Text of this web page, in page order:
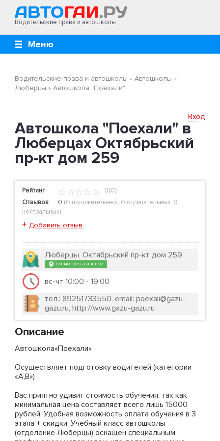
Водительские права и автошколы
Меню
Водительские права и автошколы » Автошколы »
Люберцы » Автошкола "Поехали"
Вход
Автошкола "Поехали" в
Люберцах Октябрьский
пр-кт дом 259
Рейтинг
0(0)
Отзывов
0 (0 положительных, 0 отрицательных, 0
нейтральных)
+ Добавить отзыв
Люберцы, Октябрьский пр-кт дом 259
посмотреть на карте
вс-чт 10:00 - 19:00
тел.: 89251733550, email: poexali@gazu-
gazu.ru, http://www.gazu-gazu.ru
Описание
Автошкола«Поехали»
Осуществляет подготовку водителей (категории
«А,B»)
Вас приятно удивит стоимость обучения, так как
минимальная цена составляет всего лишь 15000
рублей. Удобная возможность оплата обучения в 3
этапа + скидки. Учебный класс автошколы
(отделение Люберцы) оснащен специальным